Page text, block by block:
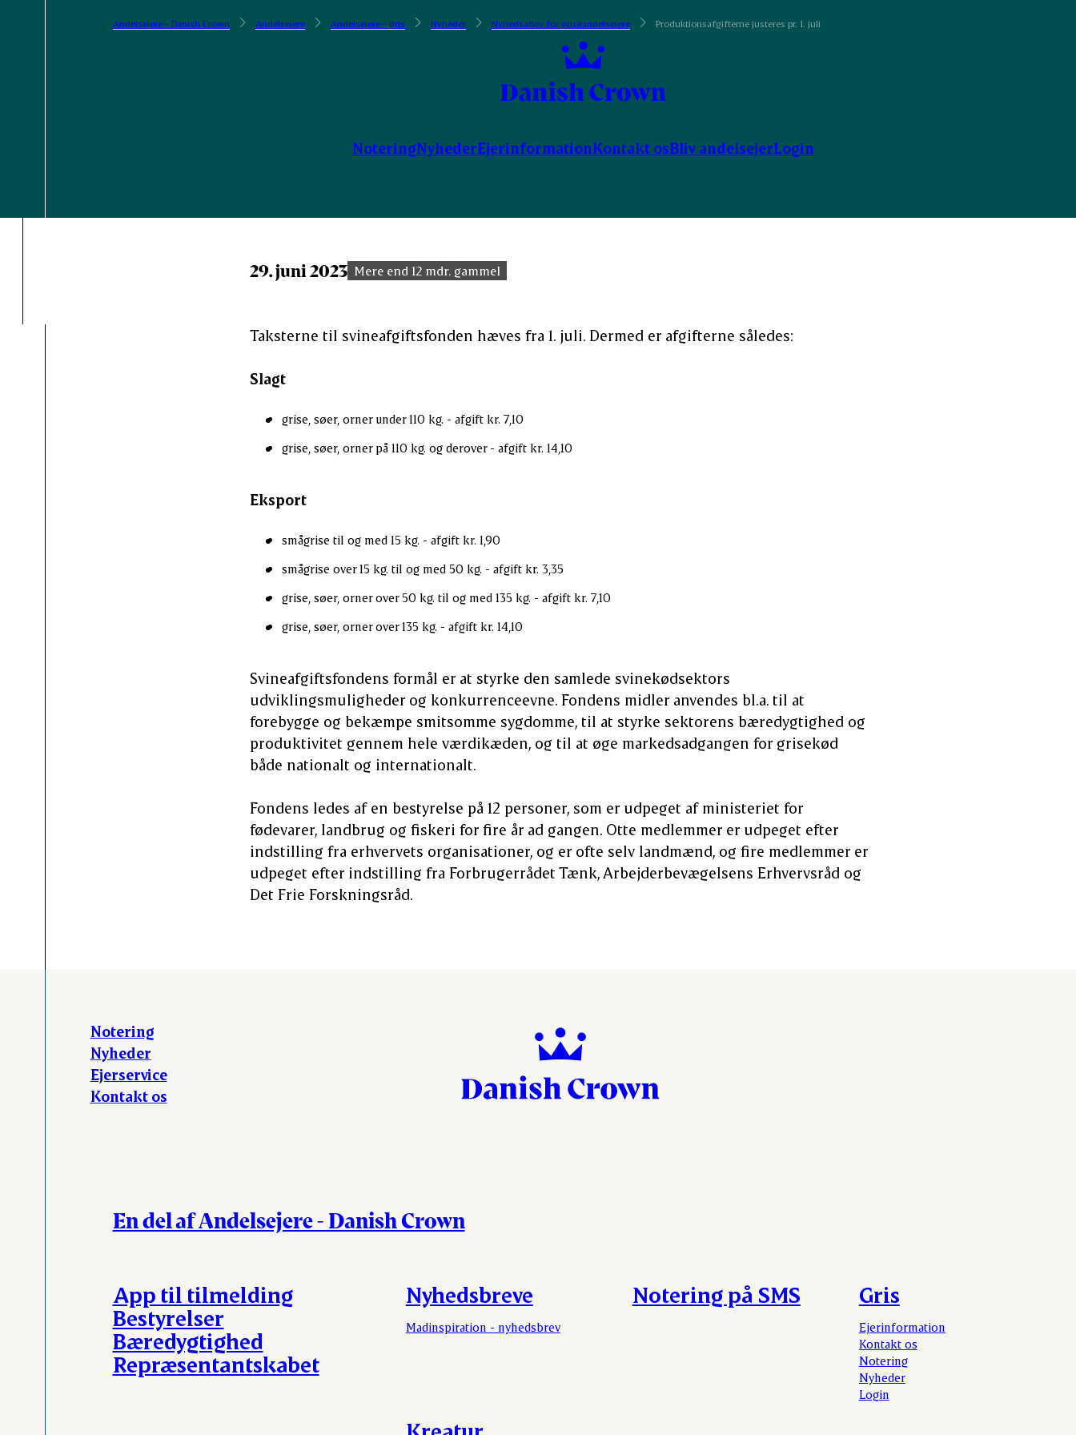
Andelsejere - Danish Crown Andelsejere Andelsejere - gris Nyheder Nyhedsarkiv for griseandelsejere Produktionsafgifterne justeres pr. 1. juli
NoteringNyhederEjerinformationKontakt osBliv andelsejerLogin
29. juni 2023 Mere end 12 mdr. gammel
Taksterne til svineafgiftsfonden hæves fra 1. juli. Dermed er afgifterne således:
Slagt
grise, søer, orner under 110 kg. - afgift kr. 7,10
grise, søer, orner på 110 kg. og derover - afgift kr. 14,10
Eksport
smågrise til og med 15 kg. - afgift kr. 1,90
smågrise over 15 kg. til og med 50 kg. - afgift kr. 3,35
grise, søer, orner over 50 kg. til og med 135 kg. - afgift kr. 7,10
grise, søer, orner over 135 kg. - afgift kr. 14,10
Svineafgiftsfondens formål er at styrke den samlede svinekødsektors
udviklingsmuligheder og konkurrenceevne. Fondens midler anvendes bl.a. til at
forebygge og bekæmpe smitsomme sygdomme, til at styrke sektorens bæredygtighed og
produktivitet gennem hele værdikæden, og til at øge markedsadgangen for grisekød
både nationalt og internationalt.
Fondens ledes af en bestyrelse på 12 personer, som er udpeget af ministeriet for
fødevarer, landbrug og fiskeri for fire år ad gangen. Otte medlemmer er udpeget efter
indstilling fra erhvervets organisationer, og er ofte selv landmænd, og fire medlemmer er
udpeget efter indstilling fra Forbrugerrådet Tænk, Arbejderbevægelsens Erhvervsråd og
Det Frie Forskningsråd.
Notering
Nyheder
Ejerservice
Kontakt os
En del af Andelsejere - Danish Crown
Nyhedsbreve
Madinspiration - nyhedsbrev
Notering på SMS Gris
Ejerinformation
Kontakt os
Notering
Nyheder
Login
App til tilmelding
Bestyrelser
Bæredygtighed
Repræsentantskabet